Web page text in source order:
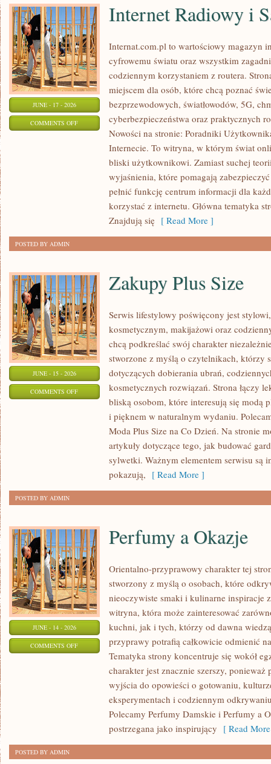
JUNE - 17 - 2026
COMMENTS OFFON
SATELITARNY
Internet Radiowy i
Internat.com.pl to wartościowy magazyn
cyfrowemu światu oraz wszystkim
codziennym korzystaniem z routera.
miejscem dla osób, które chcą poznać
bezprzewodowych, światłowodów, 5G,
cyberbezpieczeństwa oraz praktycznych
Nowości na stronie: Poradniki
Internecie. To witryna, w którym świat
bliski użytkownikowi. Zamiast suchej
wyjaśnienia, które pomagają
pełnić funkcję centrum informacji dla
korzystać z internetu. Główna tematyka
Znajdują się [ Read More ]
POSTED BY ADMIN
JUNE - 15 - 2026
COMMENTS OFFON
Zakupy Plus Size
Serwis lifestylowy poświęcony jest
kosmetycznym, makijażowi oraz
chcą podkreślać swój charakter
stworzone z myślą o czytelnikach, którzy
dotyczących dobierania ubrań,
kosmetycznych rozwiązań. Strona łączy
bliską osobom, które interesują się modą
i pięknem w naturalnym wydaniu.
Moda Plus Size na Co Dzień. Na stronie
artykuły dotyczące tego, jak budować
sylwetki. Ważnym elementem serwisu są
pokazują, [ Read More ]
POSTED BY ADMIN
JUNE - 14 - 2026
COMMENTS OFFON
Perfumy a Okazje
Orientalno-przyprawowy charakter tej
stworzony z myślą o osobach, które
nieoczywiste smaki i kulinarne inspiracje
witryna, która może zainteresować
kuchni, jak i tych, którzy od dawna
przyprawy potrafią całkowicie odmienić
Tematyka strony koncentruje się wokół
charakter jest znacznie szerszy,
wyjścia do opowieści o gotowaniu,
eksperymentach i codziennym
Polecamy Perfumy Damskie i Perfumy a
postrzegana jako inspirujący [ Read
POSTED BY ADMIN